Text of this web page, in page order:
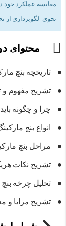
مقايسه عملكرد خود
نحوی الگوبرداری از
محتوای
تاریخچه بنچ
تشریح مفهوم و
چرا و چگونه
انواع بنچ
مراحل بنچ
تشریح نکات
تحلیل چرخه بنچ
تشریح مزایا و